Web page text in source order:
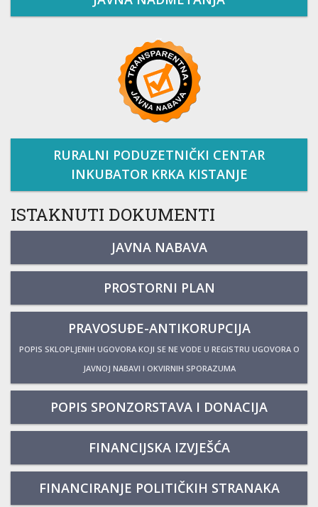
RURALNI PODUZETNIČKI CENTAR
INKUBATOR KRKA KISTANJE
ISTAKNUTI DOKUMENTI
JAVNA NABAVA
PROSTORNI PLAN
PRAVOSUĐE-ANTIKORUPCIJA
POPIS SKLOPLJENIH UGOVORA KOJI SE NE VODE U REGISTRU UGOVORA O
JAVNOJ NABAVI I OKVIRNIH SPORAZUMA
POPIS SPONZORSTAVA I DONACIJA
FINANCIJSKA IZVJEŠĆA
FINANCIRANJE POLITIČKIH STRANAKA